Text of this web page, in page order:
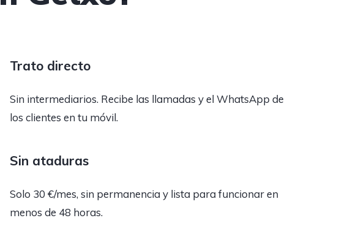
Trato directo
Sin intermediarios. Recibe las llamadas y el WhatsApp de
los clientes en tu móvil.
Sin ataduras
Solo 30 €/mes, sin permanencia y lista para funcionar en
menos de 48 horas.